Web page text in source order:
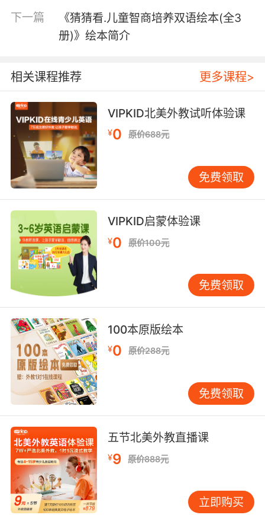
内容简介
《芝麻街奇幻夜》是一套为3-6岁宝贝精心打造
的晚安故事，共有三册，每册有十几个奇妙无穷
的芝麻街故事。本书封面设计新颖独特，采用覆
亮膜、电化铝等特殊工艺，突出“奇幻夜”的感
觉。另外，对于分册名也将采用特别的艺术设
计，让整个封面有一种焕然一新的奇幻感觉。
在本套图书的开头，设置了前言，向家长讲述睡
前故事的重要性，阐述三本分册主题的教育内涵
和意义，传递芝麻街图书的家庭教育理念。本套
图书还收录了芝麻街小伙伴们的经典语录，用简
单风趣的语言诠释积极向上的主题，缔造幽默温
馨的故事氛围。
这套书里有芝麻街小伙伴们天马行空的想象，带
给孩子无限奇妙的乐趣；有艾摩和朋友们的美丽
梦想，开启孩子对未来的遐想；这套书中的芝麻
街充满了欢声笑语，让宝贝们在精彩绝伦的故事
下一篇
《猜猜看.儿童智商培养双语绘本(全3
册)》绘本简介
相关课程推荐 更多课程>
VIPKID北美外教试听体验课
¥0 原价688元
免费领取
VIPKID启蒙体验课
¥0 原价100元
免费领取
100本原版绘本
¥0 原价288元
免费领取
五节北美外教直播课
¥9 原价888元
立即购买